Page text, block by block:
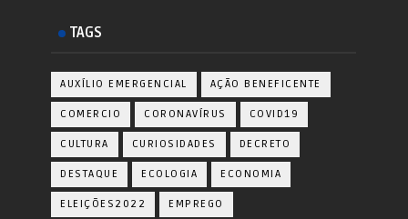
TAGS
AUXÍLIO EMERGENCIAL AÇÃO BENEFICENTE
COMERCIO CORONAVÍRUS COVID19
CULTURA CURIOSIDADES DECRETO
DESTAQUE ECOLOGIA ECONOMIA
ELEIÇÕES2022 EMPREGO